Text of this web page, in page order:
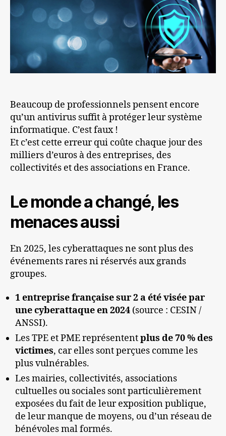
Beaucoup de professionnels pensent encore
qu’un antivirus suffit à protéger leur système
informatique. C’est faux !
Et c’est cette erreur qui coûte chaque jour des
milliers d’euros à des entreprises, des
collectivités et des associations en France.
Le monde a changé, les
menaces aussi
En 2025, les cyberattaques ne sont plus des
événements rares ni réservés aux grands
groupes.
1 entreprise française sur 2 a été visée par
une cyberattaque en 2024 (source : CESIN /
ANSSI).
Les TPE et PME représententplus de 70 % des
victimes, car elles sont perçues comme les
plus vulnérables.
Les mairies, collectivités, associations
cultuelles ou sociales sont particulièrement
exposées du fait de leur exposition publique,
de leur manque de moyens, ou d’un réseau de
bénévoles mal formés.